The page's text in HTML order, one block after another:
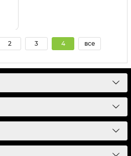
2 3 4 все